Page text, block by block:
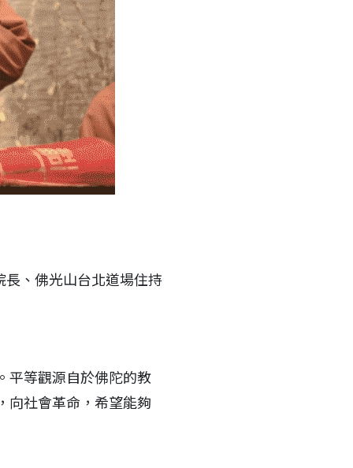
、佛光山台北道場住持
平等觀源自於佛陀的教
向社會革命，希望能夠